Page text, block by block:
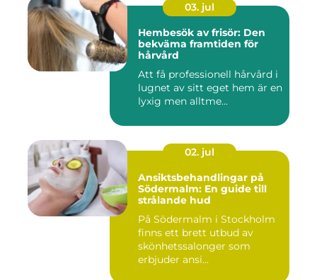
03. jul
Hembesök av frisör: Den
bekväma framtiden för
hårvård
Att få professionell hårvård i
lugnet av sitt eget hem är en
lyxig men alltme...
02. jul
Ansiktsbehandlingar på
Södermalm: En guide till
strålande hud
På Södermalm i Stockholm
finns ett brett utbud av
skönhetssalonger som
erbjuder ansi...